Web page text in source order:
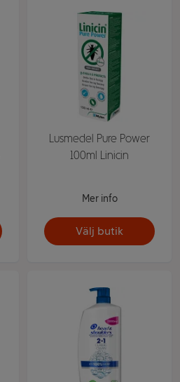
Lusmedel Pure Power
100ml Linicin
Mer info
Välj butik